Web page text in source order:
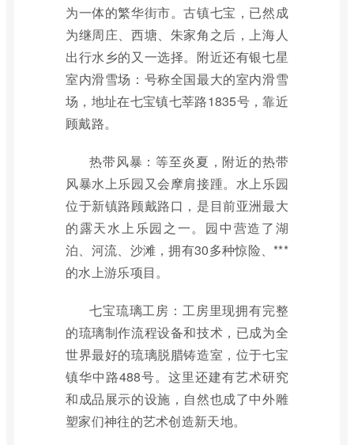
为一体的繁华街市。古镇七宝，已然成
为继周庄、西塘、朱家角之后，上海人
出行水乡的又一选择。附近还有银七星
室内滑雪场：号称全国最大的室内滑雪
场，地址在七宝镇七莘路1835号，靠近
顾戴路。
热带风暴：等至炎夏，附近的热带
风暴水上乐园又会摩肩接踵。水上乐园
位于新镇路顾戴路口，是目前亚洲最大
的露天水上乐园之一。园中营造了湖
泊、河流、沙滩，拥有30多种惊险、***
的水上游乐项目。
七宝琉璃工房：工房里现拥有完整
的琉璃制作流程设备和技术，已成为全
世界最好的琉璃脱腊铸造室，位于七宝
镇华中路488号。这里还建有艺术研究
和成品展示的设施，自然也成了中外雕
塑家们神往的艺术创造新天地。